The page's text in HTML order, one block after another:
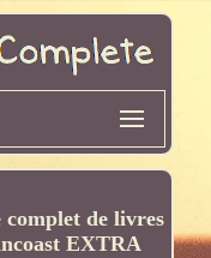
de livres
EXTRA